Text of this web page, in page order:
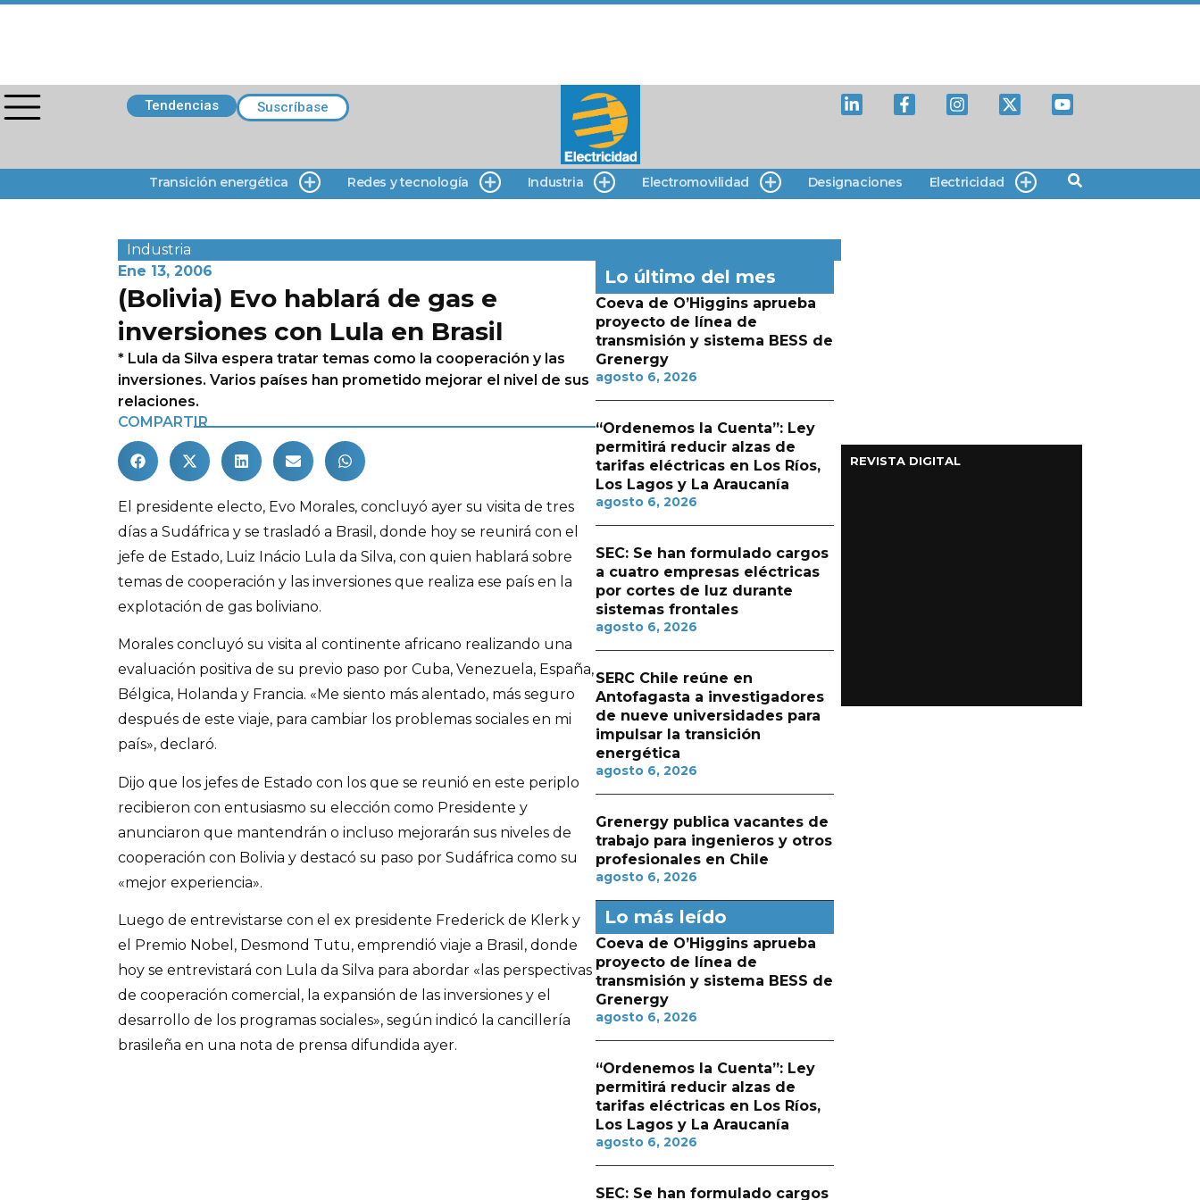
Tendencias Suscríbase
Transición energética Redes y tecnología Industria Electromovilidad Designaciones Electricidad
Industria
Ene 13, 2006
(Bolivia) Evo hablará de gas e
inversiones con Lula en Brasil
* Lula da Silva espera tratar temas como la cooperación y las
inversiones. Varios países han prometido mejorar el nivel de sus
relaciones.
COMPARTIR
El presidente electo, Evo Morales, concluyó ayer su visita de tres
días a Sudáfrica y se trasladó a Brasil, donde hoy se reunirá con el
jefe de Estado, Luiz Inácio Lula da Silva, con quien hablará sobre
temas de cooperación y las inversiones que realiza ese país en la
explotación de gas boliviano.
Morales concluyó su visita al continente africano realizando una
evaluación positiva de su previo paso por Cuba, Venezuela, España,
Bélgica, Holanda y Francia. «Me siento más alentado, más seguro
después de este viaje, para cambiar los problemas sociales en mi
país», declaró.
Dijo que los jefes de Estado con los que se reunió en este periplo
recibieron con entusiasmo su elección como Presidente y
anunciaron que mantendrán o incluso mejorarán sus niveles de
cooperación con Bolivia y destacó su paso por Sudáfrica como su
«mejor experiencia».
Luego de entrevistarse con el ex presidente Frederick de Klerk y
el Premio Nobel, Desmond Tutu, emprendió viaje a Brasil, donde
hoy se entrevistará con Lula da Silva para abordar «las perspectivas
de cooperación comercial, la expansión de las inversiones y el
desarrollo de los programas sociales», según indicó la cancillería
brasileña en una nota de prensa difundida ayer.
Lo último del mes
Coeva de O’Higgins aprueba
proyecto de línea de
transmisión y sistema BESS de
Grenergy
agosto 6, 2026
“Ordenemos la Cuenta”: Ley
permitirá reducir alzas de
tarifas eléctricas en Los Ríos,
Los Lagos y La Araucanía
agosto 6, 2026
SEC: Se han formulado cargos
a cuatro empresas eléctricas
por cortes de luz durante
sistemas frontales
agosto 6, 2026
SERC Chile reúne en
Antofagasta a investigadores
de nueve universidades para
impulsar la transición
energética
agosto 6, 2026
Grenergy publica vacantes de
trabajo para ingenieros y otros
profesionales en Chile
agosto 6, 2026
Lo más leído
Coeva de O’Higgins aprueba
proyecto de línea de
transmisión y sistema BESS de
Grenergy
agosto 6, 2026
“Ordenemos la Cuenta”: Ley
permitirá reducir alzas de
tarifas eléctricas en Los Ríos,
Los Lagos y La Araucanía
agosto 6, 2026
SEC: Se han formulado cargos
REVISTA DIGITAL